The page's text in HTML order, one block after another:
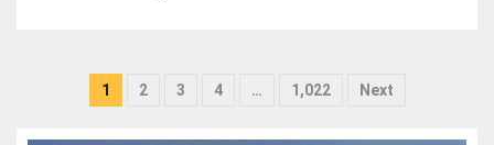
Paginasi
1 2 3 4 … 1,022 Next